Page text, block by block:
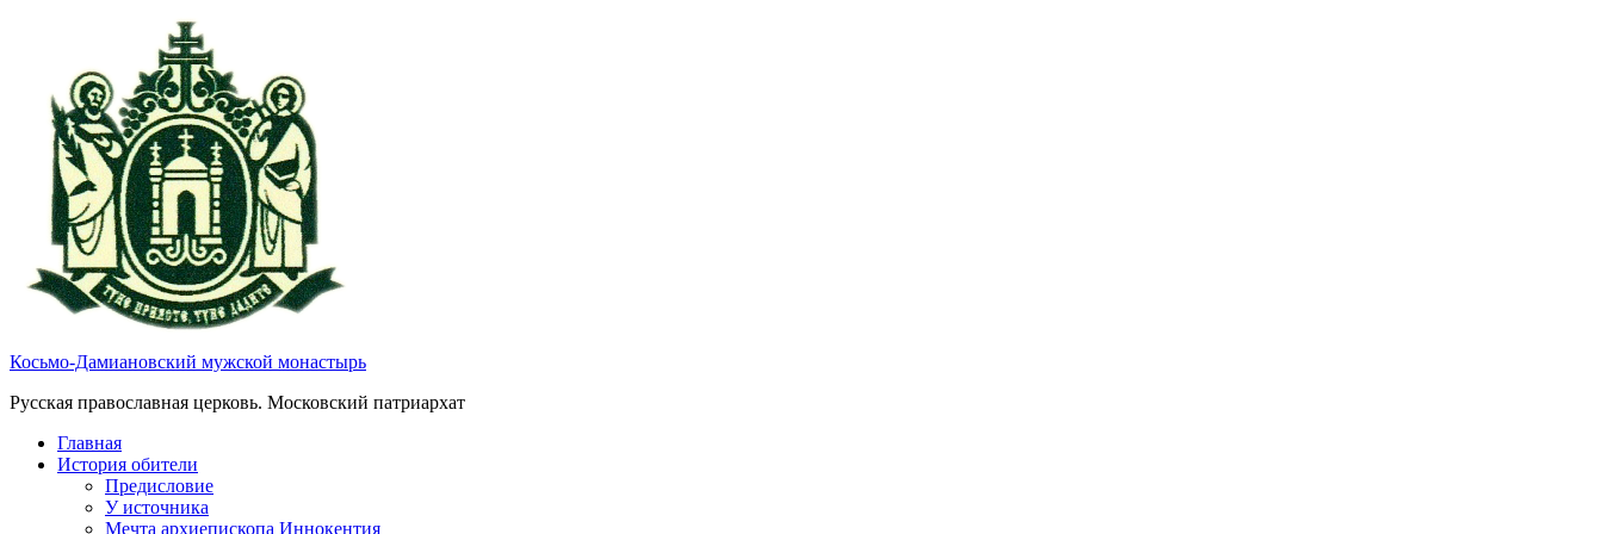
Косьмо-Дамиановский мужской монастырь
Русская православная церковь. Московский патриархат
Главная
История обители
Предисловие
У источника
Мечта архиепископа Иннокентия